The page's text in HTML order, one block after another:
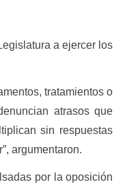
a ejercer los
tratamientos o
atrasos que
sin respuestas
argumentaron.
por la oposición